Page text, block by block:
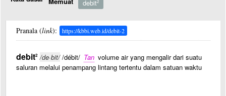
debit
Pranala (link): https://kbbi.web.id/debit-2
debit2 /de·bit//débit/ Tan volume air yang mengalir dari suatu
saluran melalui penampang lintang tertentu dalam satuan waktu